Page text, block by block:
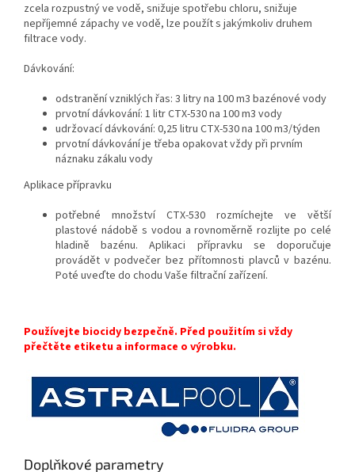
zcela rozpustný ve vodě, snižuje spotřebu chloru, snižuje
nepříjemné zápachy ve vodě, lze použít s jakýmkoliv druhem
filtrace vody.
Dávkování:
odstranění vzniklých řas: 3 litry na 100 m3 bazénové vody
prvotní dávkování: 1 litr CTX-530 na 100 m3 vody
udržovací dávkování: 0,25 litru CTX-530 na 100 m3/týden
prvotní dávkování je třeba opakovat vždy při prvním
náznaku zákalu vody
Aplikace přípravku
potřebné množství CTX-530 rozmíchejte ve větší
plastové nádobě s vodou a rovnoměrně rozlijte po celé
hladině bazénu. Aplikaci přípravku se doporučuje
provádět v podvečer bez přítomnosti plavců v bazénu.
Poté uveďte do chodu Vaše filtrační zařízení.
Používejte biocidy bezpečně. Před použitím si vždy
přečtěte etiketu a informace o výrobku.
Doplňkové parametry